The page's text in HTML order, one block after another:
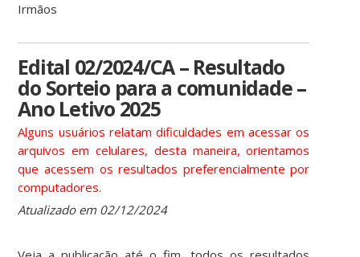
Irmãos
Edital 02/2024/CA – Resultado
do Sorteio para a comunidade –
Ano Letivo 2025
Alguns usuários relatam dificuldades em acessar os
arquivos em celulares, desta maneira, orientamos
que acessem os resultados preferencialmente por
computadores.
Atualizado em 02/12/2024